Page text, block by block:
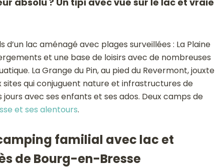
d’un lac aménagé avec plages surveillées : La Plaine
et une base de loisirs avec de nombreuses
La Grange du Pin, au pied du Revermont, jouxte
sites qui conjuguent nature et infrastructures de
avec ses enfants et ses ados. Deux camps de
et ses alentours.
familial avec lac et
de Bourg-en-Bresse